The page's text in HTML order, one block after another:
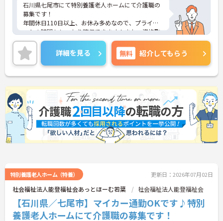
石川県七尾市にて特別養護老人ホームにて介護職の
募集です！
年間休日110日以上、お休み多めなので、プライベ
ートの時間もしっかり確保できます！また、資格取
得支援も活発で、介護福祉士資格他に対する受験支
援制度を行っております。職場の環境としては、小
さなお子様がいらっしゃる職員も多数在籍しており
ますため、勤務状況や調整など都度行っております
ので、働きやすい環境です。賞与は4カ月分の支給実
績があるため、モチベーション高く就業頂けるかと
思います。ご興味をお持ちの方には詳細の情報や面
接のポイントをお伝えしますのでお気軽にお問い合
わせくださいませ。
詳細を見る 無料 紹介してもらう
特別養護老人ホーム（特養） 更新日：2026年07月02日
社会福祉法人能登福祉会あっとほーむ若葉 社会福祉法人能登福祉会
【石川県／七尾市】マイカー通勤OKです♪特別
養護老人ホームにて介護職の募集です！